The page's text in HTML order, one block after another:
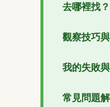
去哪裡找
觀察技巧
我的失敗
常見問題